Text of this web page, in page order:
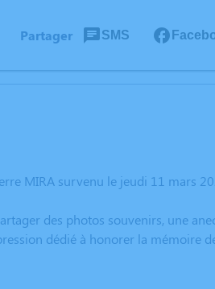
Partager SMS
MIRA survenu le jeudi 11 mars
des photos souvenirs, une
dédié à honorer la mémoire